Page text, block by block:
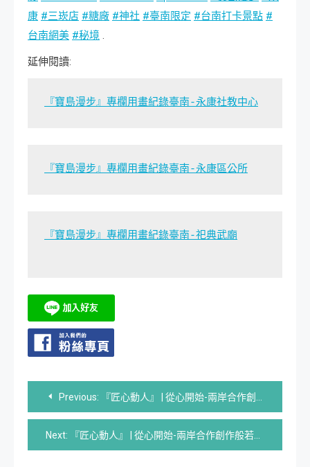
康 #三崁店 #糖廠 #神社 #臺南限定 #台南打卡景點 #
台南網美 #秘境 .
延伸閱讀:
『寶島漫步』專欄用畫紀錄臺南-永康社教中心
『寶島漫步』專欄用畫紀錄臺南-永康區公所
『寶島漫步』專欄用畫紀錄臺南-祀典武廟
文
章
導
Previous: 『匠心動人』 | 從心開始-兩岸合作創作般若波羅密多心經篆刻(繁體版) –菩薩
Next: 『匠心動人』 | 從心開始-兩岸合作創作般若波羅密多心經篆刻(繁體版) –行深般若波羅密多時